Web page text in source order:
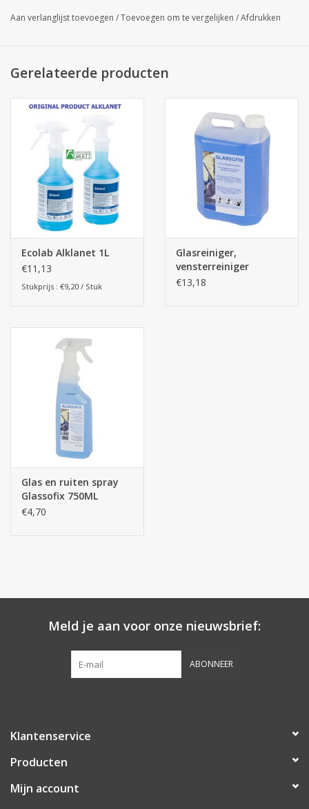
Aan verlanglijst toevoegen /Toevoegen om te vergelijken /Afdrukken
Gerelateerde producten
Ecolab Alklanet 1L
€11,13
Stukprijs : €9,20 / Stuk
Glasreiniger,
vensterreiniger
Glassofix 5L
€13,18
Glas en ruiten spray
Glassofix 750ML
€4,70
Meld je aan voor onze nieuwsbrief:
ABONNEER
Klantenservice
Producten
Mijn account